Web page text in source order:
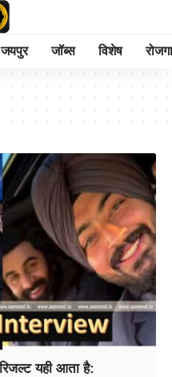
जयपुर जॉब्स विशेष
यही आता है: